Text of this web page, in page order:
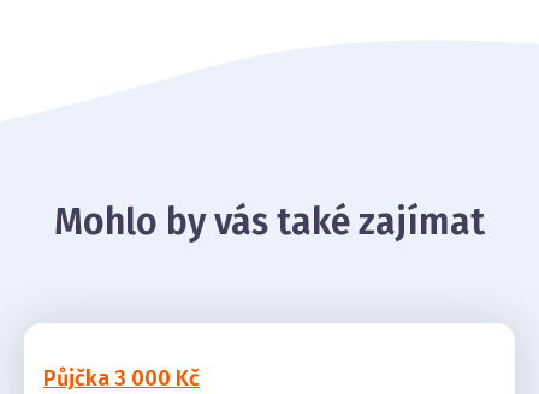
Mohlo by vás také zajímat
Půjčka 3 000 Kč